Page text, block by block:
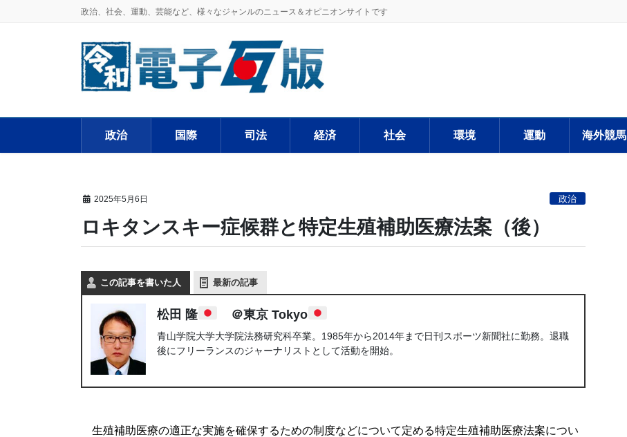
政治、社会、運動、芸能など、様々なジャンルのニュース＆オピニオンサイトです
政治 国際 司法 経済 社会 環境 運動 海外競馬
2025年5月6日 政治
ロキタンスキー症候群と特定生殖補助医療法案（後）
この記事を書いた人 最新の記事
松田 隆 ＠東京 Tokyo
青山学院大学大学院法務研究科卒業。1985年から2014年まで日刊スポーツ新聞社に勤務。退職
後にフリーランスのジャーナリストとして活動を開始。
生殖補助医療の適正な実施を確保するための制度などについて定める特定生殖補助医療法案につい